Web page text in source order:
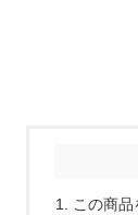
この商